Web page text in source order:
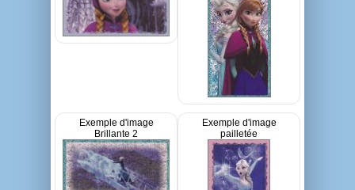
Exemple d'image
Brillante 2
Exemple d'image
pailletée